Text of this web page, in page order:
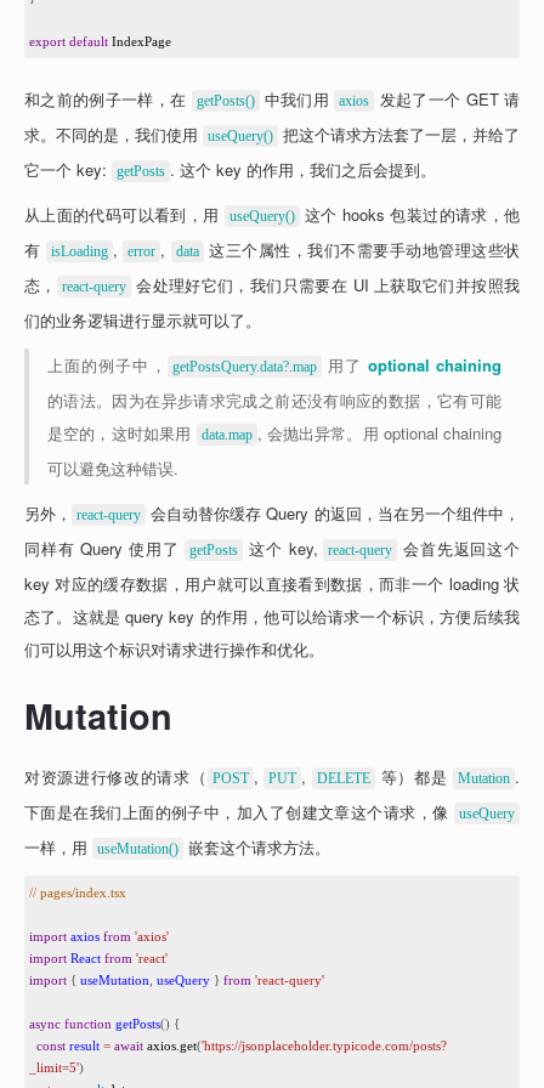
export default IndexPage
和之前的例子一样，在 getPosts() 中我们用 axios
发起了一个 GET 请
求。不同的是，我们使用
useQuery() 把这个请求方法套了一层，并给了
它一个 key:
getPosts . 这个 key 的作用，我们之后会提到。
从上面的代码可以看到，用
useQuery() 这个 hooks 包装过的请求，他
有
isLoading , error , data 这三个属性，我们不需要手动地管理这些状
态，
react-query 会处理好它们，我们只需要在 UI 上获取它们并按照我
们的业务逻辑进行显示就可以了。
上面的例子中，
getPostsQuery.data?.map 用了 optional chaining
的语法。因为在异步请求完成之前还没有响应的数据，它有可能
是空的，这时如果用
data.map , 会抛出异常。用 optional chaining
可以避免这种错误.
另外，
react-query 会自动替你缓存 Query 的返回，当在另一个组件中，
同样有 Query 使用了
getPosts 这个 key, react-query
会首先返回这个
key 对应的缓存数据，用户就可以直接看到数据，而非一个 loading 状
态了。这就是 query key 的作用，他可以给请求一个标识，方便后续我
们可以用这个标识对请求进行操作和优化。
Mutation
对资源进行修改的请求（ POST , PUT , DELETE 等）都是 Mutation .
下面是在我们上面的例子中，加入了创建文章这个请求，像
useQuery
一样，用 useMutation() 嵌套这个请求方法。
// pages/index.tsx
import axios from 'axios'
import React from 'react'
import { useMutation useQuery } from 'react-query'
async function getPosts() {
const result = await axios get('https://jsonplaceholder.typicode.com/posts?
_limit=5')